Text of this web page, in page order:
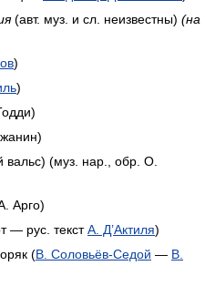
(авт. муз. и сл. неизвестны) (на
)
)
(муз. нар., обр. О.
Арго)
— рус. текстА. Д’Актиля)
(В. Соловьёв-Седой — В.